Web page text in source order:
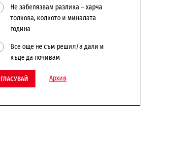
Не забелязвам разлика – харча
толкова, колкото и миналата
година
Все още не съм решил/а дали и
къде да почивам
ГЛАСУВАЙ Архив